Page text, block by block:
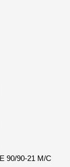
90/90-21 M/C